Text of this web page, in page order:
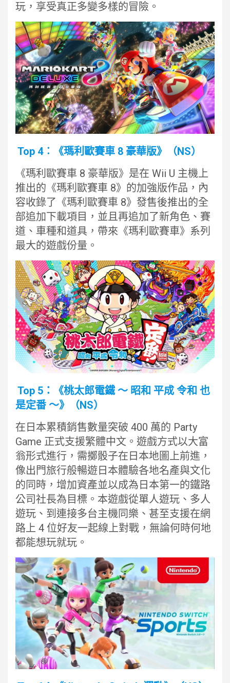
玩，享受真正多變多樣的冒險。
Top 4︰《瑪利歐賽車 8 豪華版》（NS）
《瑪利歐賽車 8 豪華版》是在 Wii U 主機上
推出的《瑪利歐賽車 8》的加強版作品，內
容收錄了《瑪利歐賽車 8》發售後推出的全
部追加下載項目，並且再追加了新角色、賽
道、車種和道具，帶來《瑪利歐賽車》系列
最大的遊戲份量。
Top 5：《桃太郎電鐵 ～ 昭和 平成 令和 也
是定番 ～》（NS）
在日本累積銷售數量突破 400 萬的 Party
Game 正式支援繁體中文。遊戲方式以大富
翁形式進行，需擲骰子在日本地圖上前進，
像出門旅行般暢遊日本體驗各地名產與文化
的同時，增加資產並以成為日本第一的鐵路
公司社長為目標。本遊戲從單人遊玩、多人
遊玩、到連接多台主機同樂、甚至支援在網
路上 4 位好友一起線上對戰，無論何時何地
都能想玩就玩。